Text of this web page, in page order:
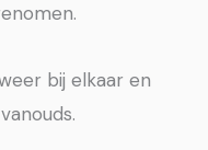
bij elkaar en